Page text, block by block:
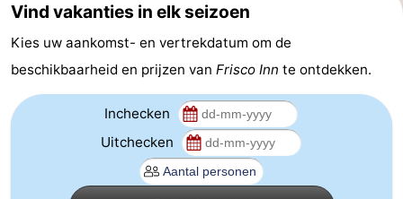
Coffeeshops
Homohoofdstad
Geschiedenis
Vind vakanties in elk seizoen
Kies uw aankomst- en vertrekdatum om de
beschikbaarheid en prijzen van Frisco Inn te ontdekken.
Inchecken
Uitchecken